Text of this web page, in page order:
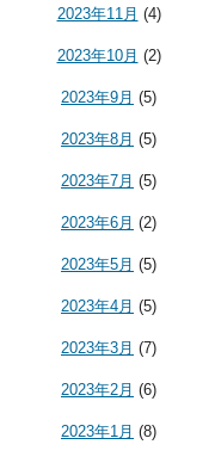
2023年11月 (4)
2023年10月 (2)
2023年9月 (5)
2023年8月 (5)
2023年7月 (5)
2023年6月 (2)
2023年5月 (5)
2023年4月 (5)
2023年3月 (7)
2023年2月 (6)
2023年1月 (8)